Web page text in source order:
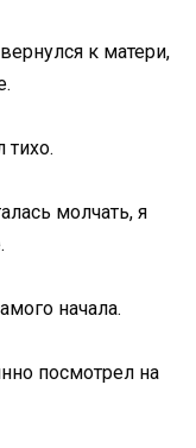
к матери,
молчать, я
начала.
посмотрел на